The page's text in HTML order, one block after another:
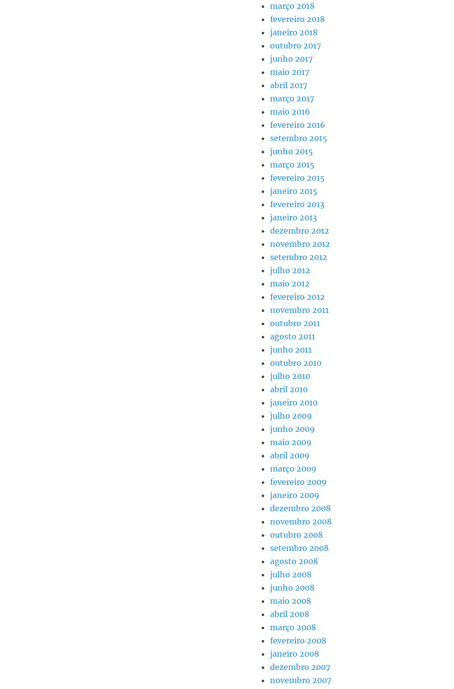
março 2018
fevereiro 2018
janeiro 2018
outubro 2017
junho 2017
maio 2017
abril 2017
março 2017
maio 2016
fevereiro 2016
setembro 2015
junho 2015
março 2015
fevereiro 2015
janeiro 2015
fevereiro 2013
janeiro 2013
dezembro 2012
novembro 2012
setembro 2012
julho 2012
maio 2012
fevereiro 2012
novembro 2011
outubro 2011
agosto 2011
junho 2011
outubro 2010
julho 2010
abril 2010
janeiro 2010
julho 2009
junho 2009
maio 2009
abril 2009
março 2009
fevereiro 2009
janeiro 2009
dezembro 2008
novembro 2008
outubro 2008
setembro 2008
agosto 2008
julho 2008
junho 2008
maio 2008
abril 2008
março 2008
fevereiro 2008
janeiro 2008
dezembro 2007
novembro 2007